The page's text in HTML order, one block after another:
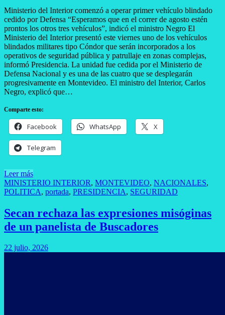
Ministerio del Interior comenzó a operar primer vehículo blindado
cedido por Defensa “Esperamos que en el correr de agosto estén
prontos los otros tres vehículos”, indicó el ministro Negro El
Ministerio del Interior presentó este viernes uno de los vehículos
blindados militares tipo Cóndor que serán incorporados a los
operativos de seguridad pública y patrullaje en zonas complejas,
informó Presidencia. La unidad fue cedida por el Ministerio de
Defensa Nacional y es una de las cuatro que se desplegarán
progresivamente en Montevideo. El ministro del Interior, Carlos
Negro, explicó que…
Comparte esto:
Facebook WhatsApp X
Telegram
Leer más
MINISTERIO INTERIOR, MONTEVIDEO, NACIONALES,
POLITICA, portada, PRESIDENCIA, SEGURIDAD
Secan rechaza las expresiones misóginas
de un panelista de Buscadores
22 julio, 2026